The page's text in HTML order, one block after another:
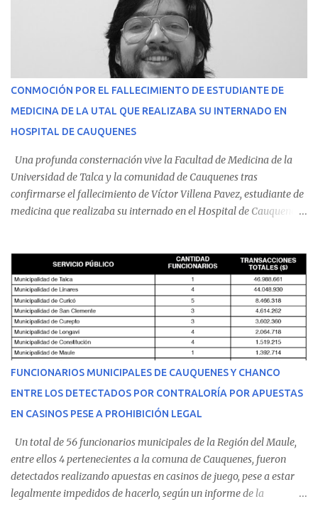
CONMOCIÓN POR EL FALLECIMIENTO DE ESTUDIANTE DE
MEDICINA DE LA UTAL QUE REALIZABA SU INTERNADO EN
HOSPITAL DE CAUQUENES
Una profunda consternación vive la Facultad de Medicina de la
Universidad de Talca y la comunidad de Cauquenes tras
confirmarse el fallecimiento de Víctor Villena Pavez, estudiante de
medicina que realizaba su internado en el Hospital de Cauquenes.
malestares físicos. Dada la complejidad de su estado de salud, el
equipo médico determinó su traslado de urgencia al Hospital
Regional de Talca y dado la urgencia la ambulancia partió hacia
Talca con escolta de Carabineros. En medio del traslado, el
estudiante de medicina de 25 años, se agravó y pese a los esfuerzos
del personal de emergencia terminó falleciendo, sin alcanzar a
recibir atención especializada en el centro de destino. Apenas se
conoció la gravedad de su condición, sus padres —residentes en
Villarrica— se trasladaron a Cauquenes con la esperanza de una
evolución favorable. No obstante, alrededo...
FUNCIONARIOS MUNICIPALES DE CAUQUENES Y CHANCO
ENTRE LOS DETECTADOS POR CONTRALORÍA POR APUESTAS
EN CASINOS PESE A PROHIBICIÓN LEGAL
Un total de 56 funcionarios municipales de la Región del Maule,
entre ellos 4 pertenecientes a la comuna de Cauquenes, fueron
detectados realizando apuestas en casinos de juego, pese a estar
legalmente impedidos de hacerlo, según un informe de la